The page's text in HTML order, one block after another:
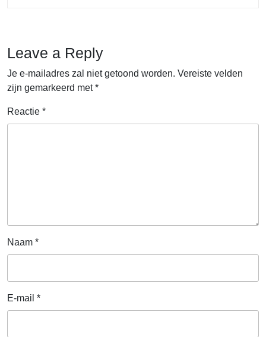
Leave a Reply
Je e-mailadres zal niet getoond worden. Vereiste velden
zijn gemarkeerd met*
Reactie *
Naam *
E-mail *